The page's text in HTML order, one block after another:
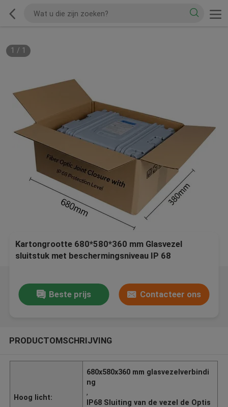
1 / 1
Kartongrootte 680*580*360 mm Glasvezel
sluitstuk met beschermingsniveau IP 68
Beste prijs Contacteer ons
PRODUCTOMSCHRIJVING
Hoog licht:
680x580x360 mm glasvezelverbindi
ng
,
IP68 Sluiting van de vezel de Optis